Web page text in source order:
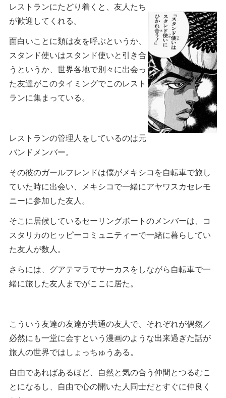
レストランにたどり着くと、友人たち
が歓迎してくれる。
面白いことに類は友を呼ぶというか、
スタンド使いはスタンド使いと引き合
うというか、世界各地で別々に出会っ
た友達がこのタイミングでこのレスト
ランに集まっている。
レストランの管理人をしているのは元
バンドメンバー。
その彼のガールフレンドは僕がメキシコを自転車で旅し
ていた時に出会い、メキシコで一緒にアヤワスカセレモ
ニーに参加した友人。
そこに居候しているセーリングボートのメンバーは、コ
スタリカのヒッピーコミュニティーで一緒に暮らしてい
た友人が数人。
さらには、グアテマラでサーカスをしながら自転車で一
緒に旅した友人までがここに居た。
こういう友達の友達が共通の友人で、それぞれが偶然／
必然にも一堂に会すという漫画のような出来過ぎた話が
旅人の世界ではしょっちゅうある。
自由であればあるほど、自然と気の合う仲間とつるむこ
とになるし、自由で心の開いた人同士だとすぐに仲良く